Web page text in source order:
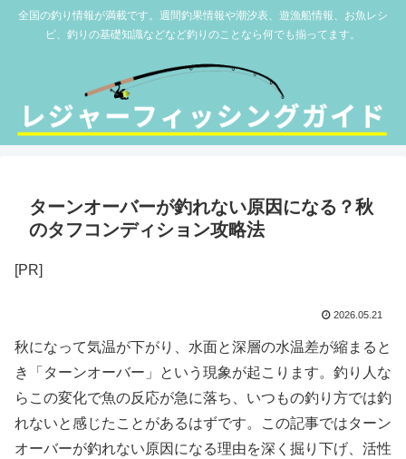
全国の釣り情報が満載です。週間釣果情報や潮汐表、遊漁船情報、お魚レシ
ピ、釣りの基礎知識などなど釣りのことなら何でも揃ってます。
ターンオーバーが釣れない原因になる？秋
のタフコンディション攻略法
[PR]
2026.05.21
秋になって気温が下がり、水面と深層の水温差が縮まると
き「ターンオーバー」という現象が起こります。釣り人な
らこの変化で魚の反応が急に落ち、いつもの釣り方では釣
れないと感じたことがあるはずです。この記事ではターン
オーバーが釣れない原因になる理由を深く掘り下げ、活性